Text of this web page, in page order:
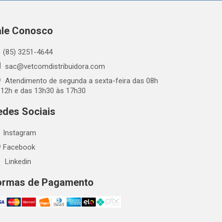
Conosco
(85) 3251-4644
sac@vetcomdistribuidora.com
Atendimento de segunda a sexta-feira das 08h
e das 13h30 às 17h30
Sociais
Instagram
Facebook
Linkedin
de Pagamento